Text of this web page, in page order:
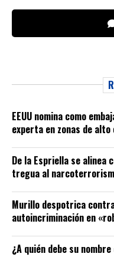
EEUU nomina como
experta en zonas de
De la Espriella se alinea
tregua al
Murillo despotrica
autoincriminación en
¿A quién debe su